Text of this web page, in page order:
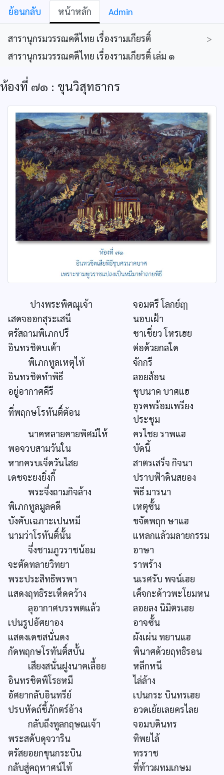
ย้อนกลับ หน้าหลัก Admin
สารานุกรมวรรณคดีไทย เรื่องรามเกียรติ์
>
สารานุกรมวรรณคดีไทย เรื่องรามเกียรติ์ เล่ม ๑
ห้องที่ ๗๑ : ขุนวิสุทธากร
ปางพระพิศณุเจ้า
จอมตรี โลกย์ฤๅ
เสดจออกสุระเสนี
นอบเฝ้า
ตรัสถามพิเภกปรี
ชาเชี่ยว โหรเฮย
อินทรชิตบเต้า
ต่อด้วยกลใด
พิเภกทูลเหตุไท้
จักกรี
อินทรชิตทำพิธี
ลอยส้อน
อยู่อากาศคีรี
ชุบนาค บาศแฮ
ที่พฤกษโรทันติ์ต้อน
อุรคพร้อมเพรียง
ประชุม
นาคหลายคายพิศม์ให้
ครไชย ราพแฮ
พอจวบสามวันใน
บัดนี้
หากครบเจ็ดวันไสย
สาตรเสร็จ กิจนา
เดชจะยงยิ่งกี้
ปราบฟ้าดินสยอง
พระจึ่งถามกิจล้าง
พิธี มารนา
พิเภกทูลมูลคดี
เหตุซั้น
บังคับเฉภาะเปนหมี
ขจัดพฤก ษาแฮ
นามว่าโรทันติ์นั้น
แหลกแล้วมลายกรรม
จึ่งชามภูวราชน้อม
อาษา
จะตัดทลายวิทยา
ราพร้าง
พระประสิทธิพรพา
นเรศรับ พจน์เฮย
แสดงฤทธิระเห็ดคว้าง
เค็จกะด้าวพะโยมหน
ลุอากาศบรรพตแล้ว
ลอยลง นิมิตรเฮย
เปนรูปอัศยาอง
อาจซั้น
แสดงเดชสนั่นดง
ผังเผ่น ทยานแฮ
กัดพฤกษโรทันติ์สบั้น
พินาศด้วยฤทธิรอน
เสียงสนั่นฝูงนาคเลื้อย
หลีกหนี
อินทรชิตพิโรธหมี
ไล่ล้าง
อัศยากลับอินทรีย์
เปนกระ บินทรเฮย
ปรบหัดถ์ชี้ภักตร์อ้าง
อวดเย้ยเลยครไลย
กลับถึงทูลกฤษณเจ้า
จอมบดินทร
พระสดับดุจวาริน
ทิพยไล้
ตรัสยอยกขุนกระบิน
ทรราช
กลับสู่คฤหาศน์ไท้
ที่ท้าวผทมเกษม